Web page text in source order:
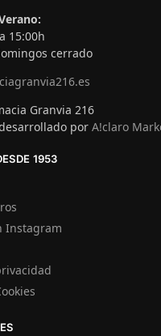
15:00h
cerrado
Granvia 216
por A!claro
1953
Instagram